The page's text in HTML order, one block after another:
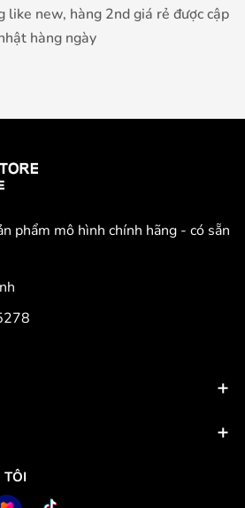
like new, hàng 2nd giá rẻ được cập
hàng ngày
phẩm mô hình chính hãng - có sẵn